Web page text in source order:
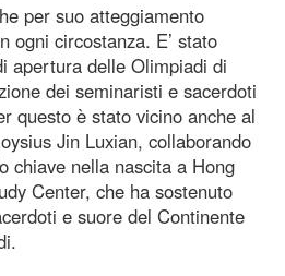
per suo atteggiamento
ogni circostanza. E’ stato
apertura delle Olimpiadi di
dei seminaristi e sacerdoti
questo è stato vicino anche al
Jin Luxian, collaborando
chiave nella nascita a Hong
Center, che ha sostenuto
e suore del Continente